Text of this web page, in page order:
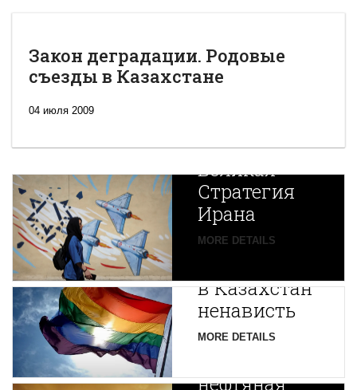
Закон деградации. Родовые
съезды в Казахстане
04 июля 2009
Новая
Великая
Стратегия
Ирана
MORE DETAILS
Путин
в Казахстан
ненависть
MORE DETAILS
Центральной
Азии
зарождается
нефтяная